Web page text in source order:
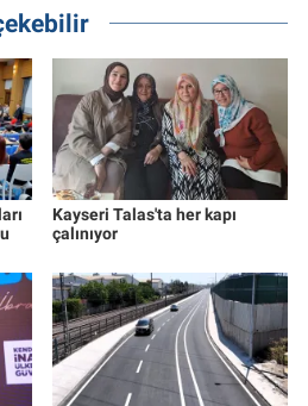
Kayseri Talas'ta her kapı
çalınıyor